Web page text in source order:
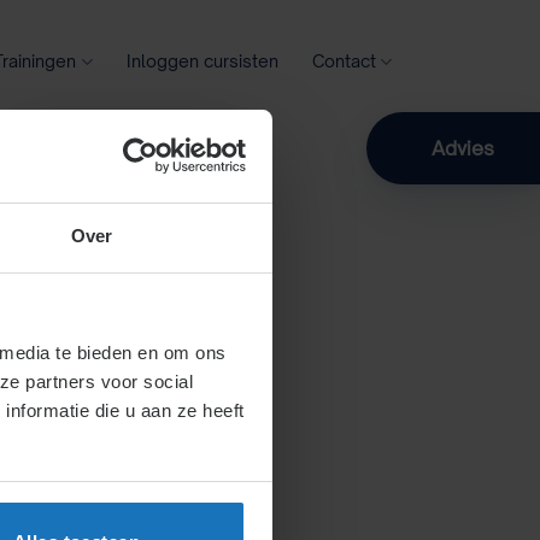
Over
te bieden en om ons
partners voor social
die u aan ze heeft
Inloggen cursisten Contact
Zoeken Advies